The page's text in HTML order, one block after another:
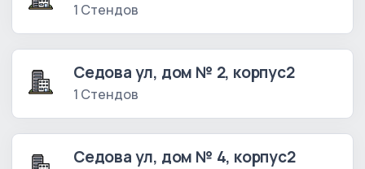
1 Стендов
Седова ул, дом № 2, корпус2
1 Стендов
Седова ул, дом № 4, корпус2